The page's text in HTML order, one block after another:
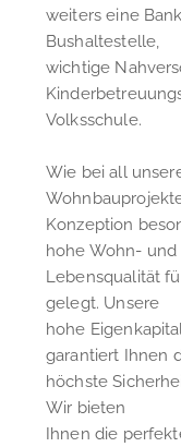
weiters eine
Bushaltestelle,
wichtige
Volksschule.
Wie bei all
Konzeption
hohe Wohn- und
Lebensqualität
gelegt. Unsere
hohe
garantiert Ihnen
höchste
Wir bieten
Ihnen die